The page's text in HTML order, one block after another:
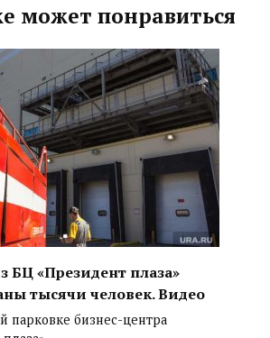
может понравиться
БЦ «Президент плаза»
тысячи человек. Видео
парковке бизнес-центра